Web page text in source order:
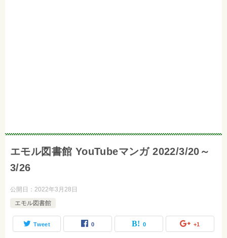
エモル図書館 YouTubeマンガ 2022/3/20～
3/26
公開日： 2022年3月28日
エモル図書館
Tweet 0 0 +1